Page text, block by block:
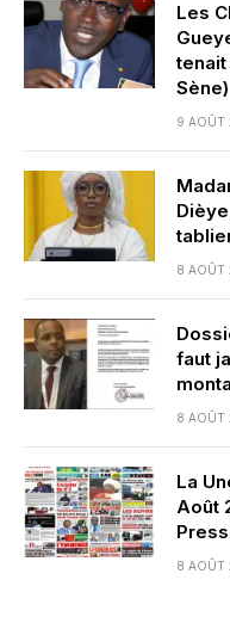
Les
tenait
Sène)
9 AOÛT
8 AOÛT
faut
8 AOÛT
La
Août
8 AOÛT